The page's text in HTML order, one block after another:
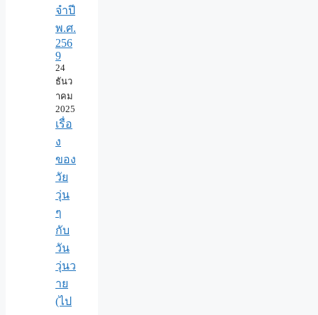
จำปี
พ.ศ.​
256
9
24
ธันว
าคม
2025
เรื่อ
ง
ของ
วัย
วุ่น
ๆ
กับ
วัน
วุ่นว
าย
(ไป